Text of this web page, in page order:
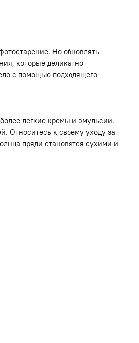
Но обновлять
которые деликатно
с помощью подходящего
легкие кремы и эмульсии.
Относитесь к своему уходу за
пряди становятся сухими и